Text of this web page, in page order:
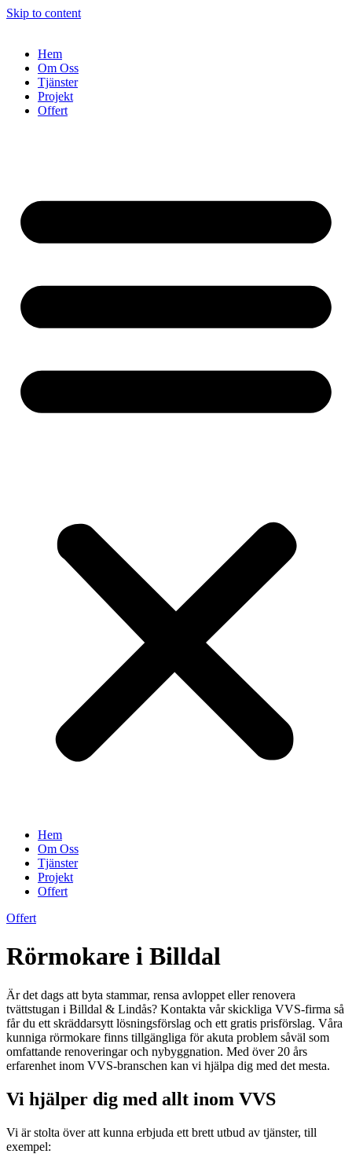
Skip to content
Hem
Om Oss
Tjänster
Projekt
Offert
Hem
Om Oss
Tjänster
Projekt
Offert
Offert
Rörmokare i Billdal
Är det dags att byta stammar, rensa avloppet eller renovera
tvättstugan i Billdal & Lindås? Kontakta vår skickliga VVS-firma så
får du ett skräddarsytt lösningsförslag och ett gratis prisförslag. Våra
kunniga rörmokare finns tillgängliga för akuta problem såväl som
omfattande renoveringar och nybyggnation. Med över 20 års
erfarenhet inom VVS-branschen kan vi hjälpa dig med det mesta.
Vi hjälper dig med allt inom VVS
Vi är stolta över att kunna erbjuda ett brett utbud av tjänster, till
exempel: